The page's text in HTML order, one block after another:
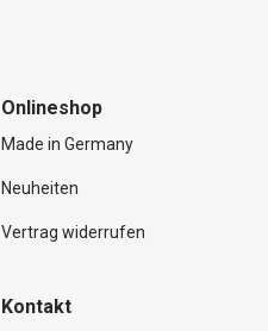
Onlineshop
Made in Germany
Neuheiten
Vertrag widerrufen
Kontakt